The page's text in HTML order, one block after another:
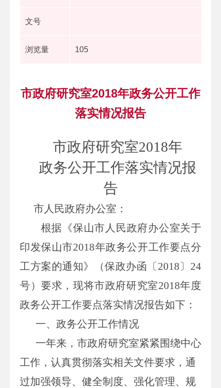
文号
浏览量 105
市政府研究室2018年政务公开工作
落实情况报告
市政府研究室201 8年
政务公开工作落实情况报
告
市人民政府办公室 ：
根据《保山市人民政府办公室关于
印发保山市2018年政务公开工作要点分
工方案的通知》 （保政办函〔 2018〕 24
号）要求，现将市政府研究室2018年度
政务公开工作要点落实情况报告如下：
一、 政务公开工作情况
一年来，市政府研究室紧紧围绕中心
工作，认真贯彻落实相关文件要求 ，通
过加强领导、健全制度、强化管理、规